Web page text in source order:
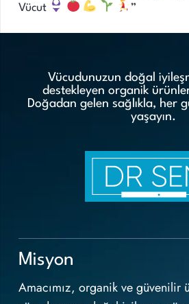
Vücut
”
Vücudunuzun doğal
destekleyen organik
Doğadan gelen sağlıkla, her
yaşayın.
Misyon
Amacımız, organik ve güvenilir